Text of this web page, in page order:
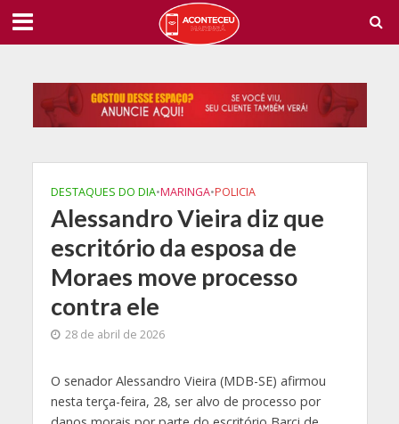
DESTAQUES DO DIA•MARINGA•POLICIA
Alessandro Vieira diz que
escritório da esposa de
Moraes move processo
contra ele
28 de abril de 2026
O senador Alessandro Vieira (MDB-SE) afirmou
nesta terça-feira, 28, ser alvo de processo por